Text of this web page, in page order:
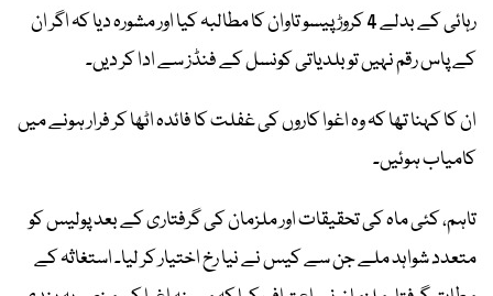
رہائی کے بدلے 4 کروڑ پیسو تاوان کا مطالبہ کیا اور مشورہ دیا کہ اگر ان
کے پاس رقم نہیں تو بلدیاتی کونسل کے فنڈز سے ادا کر دیں۔
ان کا کہنا تھا کہ وہ اغوا کاروں کی غفلت کا فائدہ اٹھا کر فرار ہونے میں
کامیاب ہوئیں۔
تاہم، کئی ماہ کی تحقیقات اور ملزمان کی گرفتاری کے بعد پولیس کو
متعدد شواہد ملے جن سے کیس نے نیا رخ اختیار کر لیا۔ استغاثہ کے